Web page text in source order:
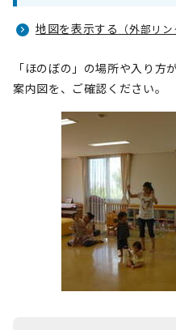
地図を表示する （外部リン
「ほのぼの」の場所や入り
案内図を、ご確認ください。